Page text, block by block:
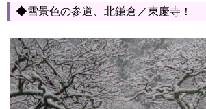
◆雪景色の参道、北鎌倉／東慶寺！